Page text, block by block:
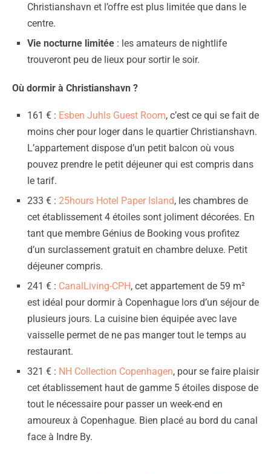
Christianshavn et l’offre est plus limitée que dans le
centre.
Vie nocturne limitée : les amateurs de nightlife
trouveront peu de lieux pour sortir le soir.
Où dormir à Christianshavn ?
161 € : Esben Juhls Guest Room, c’est ce qui se fait de
moins cher pour loger dans le quartier Christianshavn.
L’appartement dispose d’un petit balcon où vous
pouvez prendre le petit déjeuner qui est compris dans
le tarif.
233 € : 25hours Hotel Paper Island, les chambres de
cet établissement 4 étoiles sont joliment décorées. En
tant que membre Génius de Booking vous profitez
d’un surclassement gratuit en chambre deluxe. Petit
déjeuner compris.
241 € : CanalLiving-CPH, cet appartement de 59 m²
est idéal pour dormir à Copenhague lors d’un séjour de
plusieurs jours. La cuisine bien équipée avec lave
vaisselle permet de ne pas manger tout le temps au
restaurant.
321 € : NH Collection Copenhagen, pour se faire plaisir
cet établissement haut de gamme 5 étoiles dispose de
tout le nécessaire pour passer un week-end en
amoureux à Copenhague. Bien placé au bord du canal
face à Indre By.